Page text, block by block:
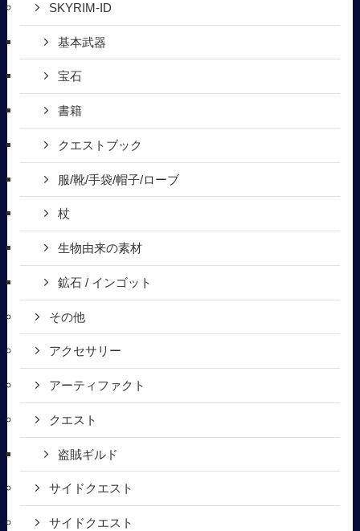
SKYRIM-ID
基本武器
宝石
書籍
クエストブック
服/靴/手袋/帽子/ローブ
杖
生物由来の素材
鉱石 / インゴット
その他
アクセサリー
アーティファクト
クエスト
盗賊ギルド
サイドクエスト
サイドクエスト